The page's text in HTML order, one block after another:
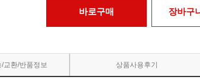
바로구매 장바구
교환/반품정보 상품사용후기